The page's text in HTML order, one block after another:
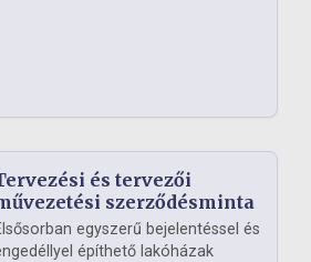
és tervezői
szerződésminta
egyszerű bejelentéssel és
építhető lakóházak